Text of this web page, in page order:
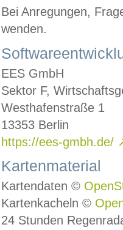
Bei Anregungen,
wenden.
EES GmbH
Sektor F,
Westhafenstraße 1
13353 Berlin
https://ees-gmbh.de/
Kartenmaterial
Kartendaten ©
Kartenkacheln ©
24 Stunden